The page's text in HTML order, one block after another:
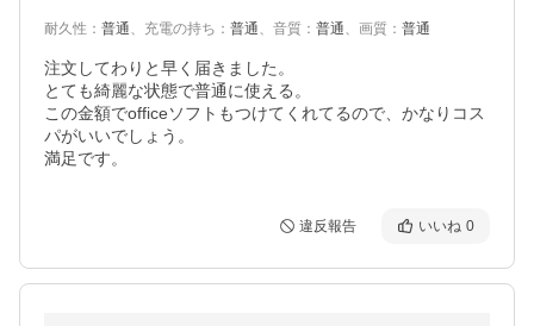
耐久性 ： 普通、 充電の持ち ： 普通、 音質 ： 普通、 画質 ： 普通
注文してわりと早く届きました。
とても綺麗な状態で普通に使える。
この金額でofficeソフトもつけてくれてるので、かなりコス
パがいいでしょう。
満足です。
違反報告 いいね 0